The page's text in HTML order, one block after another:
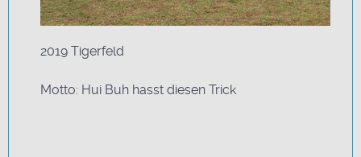
2019 Tigerfeld
Motto: Hui Buh hasst diesen Trick